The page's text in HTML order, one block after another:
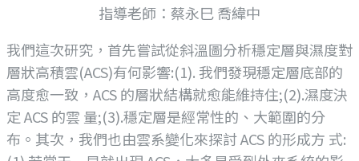
指導老師：蔡永巳 喬緯中
我們這次研究，首先嘗試從斜溫圖分析穩定層與濕度對
層狀高積雲(ACS)有何影響:(1). 我們發現穩定層底部的
高度愈一致，ACS 的層狀結構就愈能維持住;(2).濕度決
定 ACS 的雲 量;(3).穩定層是經常性的、大範圍的分
布。其次，我們也由雲系變化來探討 ACS 的形成方 式: